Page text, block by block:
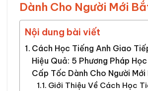
Dành Cho Người Mới
Nội dung bài viết
Cách Học Tiếng Anh Giao
Hiệu Quả: 5 Phương Pháp
Cấp Tốc Dành Cho Người
Giới Thiệu Về Cách Học